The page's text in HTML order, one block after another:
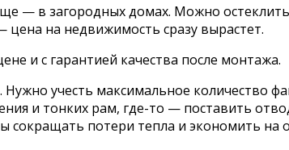
— в загородных домах. Можно остеклить
цена на недвижимость сразу вырастет.
и с гарантией качества после монтажа.
учесть максимальное количество
и тонких рам, где-то — поставить
сокращать потери тепла и экономить на